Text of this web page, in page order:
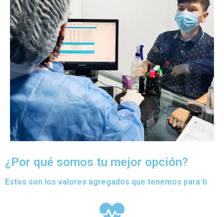
¿Por qué somos tu mejor opción?
Estos son los valores agregados que tenemos para ti